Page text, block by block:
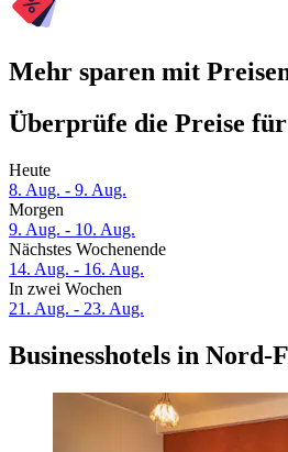
Mehr sparen mit
Überprüfe die Preise
Heute
8. Aug. - 9. Aug.
Morgen
9. Aug. - 10. Aug.
Nächstes Wochenende
14. Aug. - 16. Aug.
In zwei Wochen
21. Aug. - 23. Aug.
Businesshotels in Nord-